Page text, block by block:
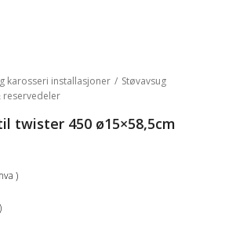
karosseri installasjoner / Støvavsug
reservedeler
twister 450 ø15×58,5cm
)